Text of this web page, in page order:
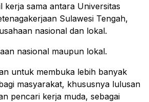
kerja sama antara Universitas
Sulawesi Tengah,
nasional dan lokal.
nasional maupun lokal.
untuk membuka lebih banyak
masyarakat, khususnya lulusan
pencari kerja muda, sebagai